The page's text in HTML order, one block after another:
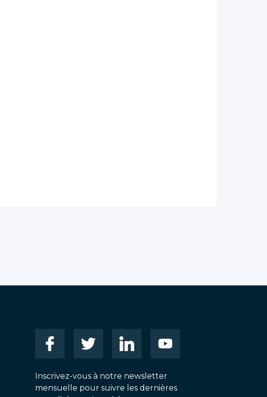
Inscrivez-vous à notre newsletter
mensuelle pour suivre les dernières